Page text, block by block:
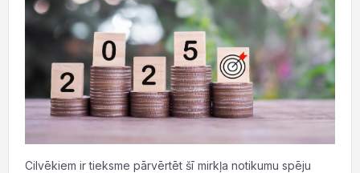
Cilvēkiem ir tieksme pārvērtēt šī mirkļa notikumu spēju